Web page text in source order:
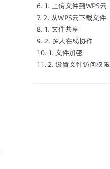
1. 上传文件到WPS云
2. 从WPS云下载文件
1. 文件共享
2. 多人在线协作
1. 文件加密
2. 设置文件访问权限